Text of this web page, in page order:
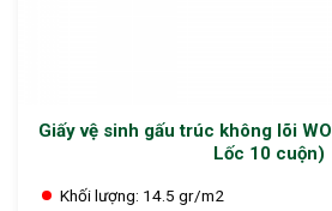
Giấy vệ sinh gấu trúc không lõi
Lốc 10 cuộn)
Khối lượng: 14.5 gr/m2